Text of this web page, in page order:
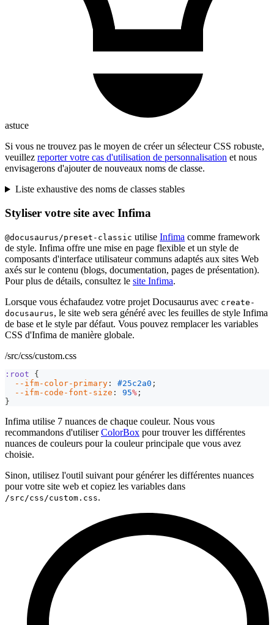
astuce
Si vous ne trouvez pas le moyen de créer un sélecteur CSS robuste,
veuillez reporter votre cas d'utilisation de personnalisation et nous
envisagerons d'ajouter de nouveaux noms de classe.
Liste exhaustive des noms de classes stables
Styliser votre site avec Infima
@docusaurus/preset-classic utilise Infima comme framework
de style. Infima offre une mise en page flexible et un style de
composants d'interface utilisateur communs adaptés aux sites Web
axés sur le contenu (blogs, documentation, pages de présentation).
Pour plus de détails, consultez le site Infima.
Lorsque vous échafaudez votre projet Docusaurus avec create-
docusaurus, le site web sera généré avec les feuilles de style Infima
de base et le style par défaut. Vous pouvez remplacer les variables
CSS d'Infima de manière globale.
/src/css/custom.css
:root
{
--ifm-color-primary : #25c2a0 ;
--ifm-code-font-size : 95% ;
}
Infima utilise 7 nuances de chaque couleur. Nous vous
recommandons d'utiliserColorBox pour trouver les différentes
nuances de couleurs pour la couleur principale que vous avez
choisie.
Sinon, utilisez l'outil suivant pour générer les différentes nuances
pour votre site web et copiez les variables dans
/src/css/custom.css.